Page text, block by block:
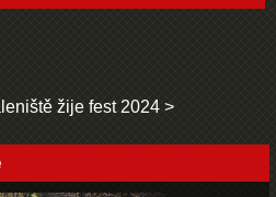
žije fest 2024